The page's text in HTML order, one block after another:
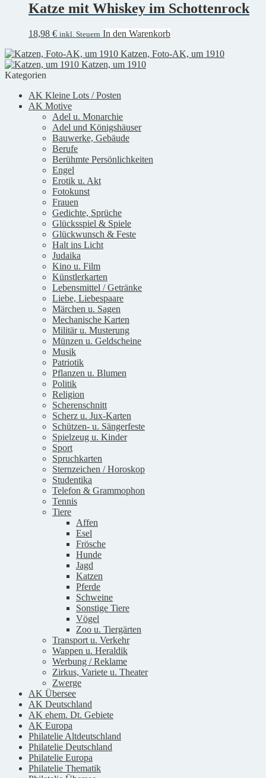
Katze mit Whiskey im Schottenrock
18,98 € inkl. Steuern In den Warenkorb
Katzen, Foto-AK, um 1910
Katzen, um 1910
Kategorien
AK Kleine Lots / Posten
AK Motive
Adel u. Monarchie
Adel und Königshäuser
Bauwerke, Gebäude
Berufe
Berühmte Persönlichkeiten
Engel
Erotik u. Akt
Fotokunst
Frauen
Gedichte, Sprüche
Glücksspiel & Spiele
Glückwunsch & Feste
Halt ins Licht
Judaika
Kino u. Film
Künstlerkarten
Lebensmittel / Getränke
Liebe, Liebespaare
Märchen u. Sagen
Mechanische Karten
Militär u. Musterung
Münzen u. Geldscheine
Musik
Patriotik
Pflanzen u. Blumen
Politik
Religion
Scherenschnitt
Scherz u. Jux-Karten
Schützen- u. Sängerfeste
Spielzeug u. Kinder
Sport
Spruchkarten
Sternzeichen / Horoskop
Studentika
Telefon & Grammophon
Tennis
Tiere
Affen
Esel
Frösche
Hunde
Jagd
Katzen
Pferde
Schweine
Sonstige Tiere
Vögel
Zoo u. Tiergärten
Transport u. Verkehr
Wappen u. Heraldik
Werbung / Reklame
Zirkus, Variete u. Theater
Zwerge
AK Übersee
AK Deutschland
AK ehem. Dt. Gebiete
AK Europa
Philatelie Altdeutschland
Philatelie Deutschland
Philatelie Europa
Philatelie Thematik